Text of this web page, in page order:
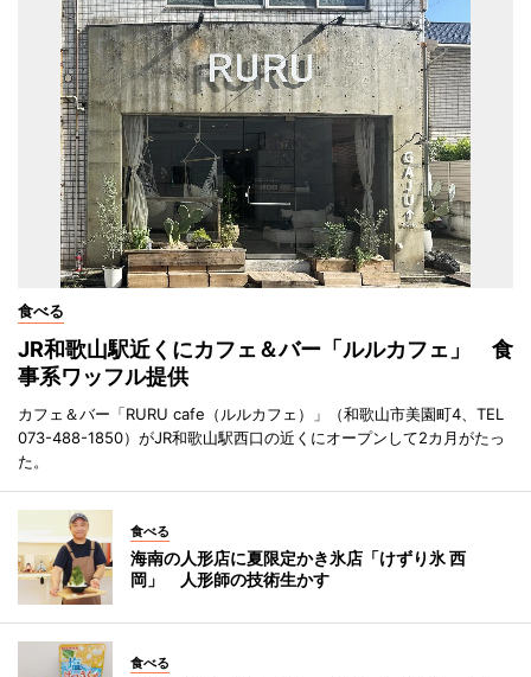
食べる
JR和歌山駅近くにカフェ＆バー「ルルカフェ」 食
事系ワッフル提供
カフェ＆バー「RURU cafe（ルルカフェ）」（和歌山市美園町4、TEL
073-488-1850）がJR和歌山駅西口の近くにオープンして2カ月がたっ
た。
食べる
海南の人形店に夏限定かき氷店「けずり氷 西
岡」 人形師の技術生かす
食べる